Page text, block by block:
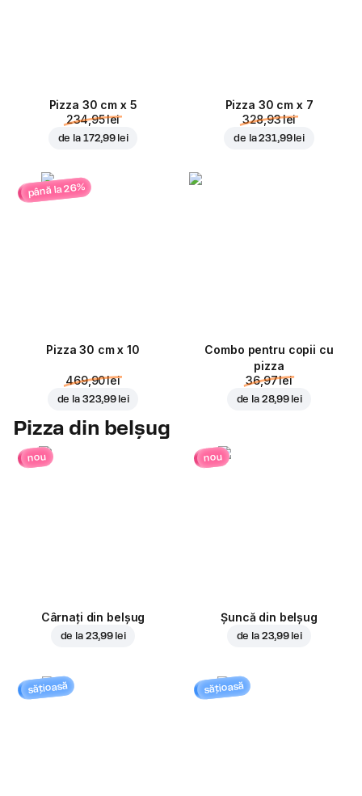
Pizza 30 cm x 5
234,95 lei
de la 172,99 lei
Pizza 30 cm x 7
328,93 lei
de la231,99 lei
până la 26%
Pizza 30 cm x 10
469,90 lei
de la 323,99 lei
Combo pentru copii cu
pizza
36,97 lei
de la 28,99 lei
Pizza din belșug
nou
Cârnați din belșug
de la 23,99 lei
nou
Șuncă din belșug
de la 23,99 lei
sățioasă sățioasă